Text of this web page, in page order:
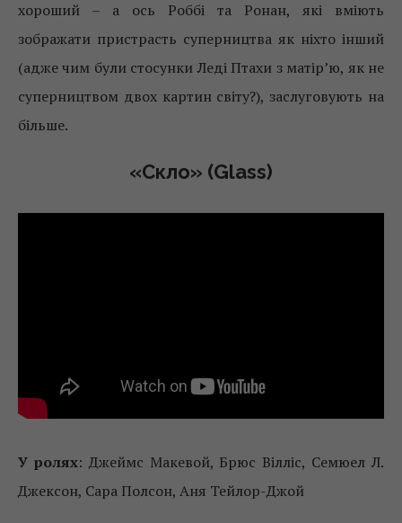
хороший – а ось Роббі та Ронан, які вміють
зображати пристрасть суперництва як ніхто інший
(адже чим були стосунки Леді Птахи з матір’ю, як не
суперництвом двох картин світу?), заслуговують на
більше.
«Скло» (Glass)
У ролях: Джеймс Макевой, Брюс Вілліс, Семюел Л.
Джексон, Сара Полсон, Аня Тейлор-Джой